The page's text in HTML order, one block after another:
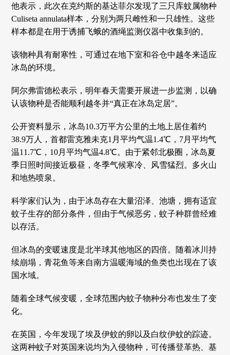
他表示，此次在克约斯的基达菲尔发现了三只库蚊属物种
Culiseta annulata样本，分别为两只雌性和一只雄性。这些
样本都是在用于诱捕飞蛾的酒绳监测仪器中收集到的。
该物种具有耐寒性，可通过在地下室和谷仓中越冬来适应
冰岛的环境。
阿尔弗雷德松表示，明年春天需要开展进一步监测，以确
认该物种是否能顺利越冬并“真正在冰岛定居”。
公开资料显示，冰岛10.3万平方公里的土地上居住着约
38.9万人，首都雷克雅未克1月平均气温1.4℃，7月平均气
温11.7℃，10月平均气温4.8℃。由于紧邻北极圈，冰岛夏
季日照时间接近极昼，冬季气候寒冷、风雪猛烈。多火山
和地热喷泉。
科学家们认为，由于冰岛存在大量沼泽、池塘，拥有适宜
蚊子生存的部分条件，但由于气候恶劣，蚊子种群曾经难
以存活。
但冰岛的变暖速度是北半球其他地区的四倍。随着冰川持
续崩塌，青花鱼等来自南方温暖海域的鱼类也出现在了该
国水域。
随着全球气候变暖，全球范围内蚊子物种分布也发生了变
化。
在英国，今年发现了埃及伊蚊的卵以及白纹伊蚊的踪迹。
这两种蚊子对英国来说均为入侵物种，可传播登革热、基